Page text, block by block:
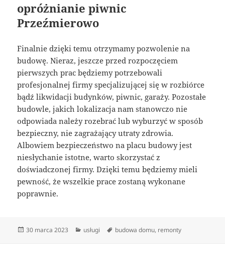
opróżnianie piwnic
Przeźmierowo
Finalnie dzięki temu otrzymamy pozwolenie na
budowę. Nieraz, jeszcze przed rozpoczęciem
pierwszych prac będziemy potrzebowali
profesjonalnej firmy specjalizującej się w rozbiórce
bądź likwidacji budynków, piwnic, garaży. Pozostałe
budowle, jakich lokalizacja nam stanowczo nie
odpowiada należy rozebrać lub wyburzyć w sposób
bezpieczny, nie zagrażający utraty zdrowia.
Albowiem bezpieczeństwo na placu budowy jest
niesłychanie istotne, warto skorzystać z
doświadczonej firmy. Dzięki temu będziemy mieli
pewność, że wszelkie prace zostaną wykonane
poprawnie.
Data
30 marca 2023 Kategorie
usługi Tagi
budowa domu, remonty